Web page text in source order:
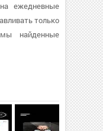
ежедневные
только
найденные